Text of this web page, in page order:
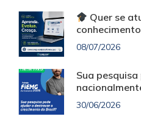
Quer se
08/07/2026
Sua
30/06/2026